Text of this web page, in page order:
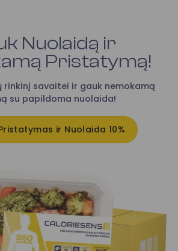
Nuolaidą ir
Pristatymą!
rinkinį savaitei ir gauk nemokamą
su papildoma nuolaida!
ir Nuolaida 10%